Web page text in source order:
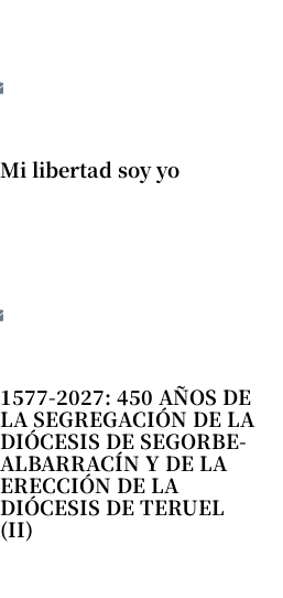
Mi libertad soy yo
1577-2027: 450 AÑOS DE
LA SEGREGACIÓN DE LA
DIÓCESIS DE SEGORBE-
ALBARRACÍN Y DE LA
ERECCIÓN DE LA
DIÓCESIS DE TERUEL
(II)